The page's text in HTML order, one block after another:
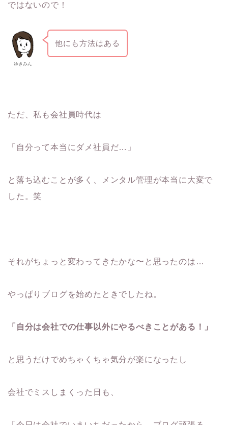
ではないので！
ゆきみん
他にも方法はある
ただ、私も会社員時代は
「自分って本当にダメ社員だ…」
と落ち込むことが多く、メンタル管理が本当に大変で
した。笑
それがちょっと変わってきたかな〜と思ったのは…
やっぱりブログを始めたときでしたね。
「自分は会社での仕事以外にやるべきことがある！」
と思うだけでめちゃくちゃ気分が楽になったし
会社でミスしまくった日も、